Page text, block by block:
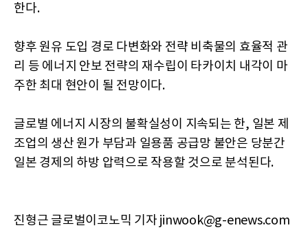
한다.
향후 원유 도입 경로 다변화와 전략 비축물의 효율적 관
리 등 에너지 안보 전략의 재수립이 타카이치 내각이 마
주한 최대 현안이 될 전망이다.
글로벌 에너지 시장의 불확실성이 지속되는 한, 일본 제
조업의 생산 원가 부담과 일용품 공급망 불안은 당분간
일본 경제의 하방 압력으로 작용할 것으로 분석된다.
진형근 글로벌이코노믹 기자 jinwook@g-enews.com